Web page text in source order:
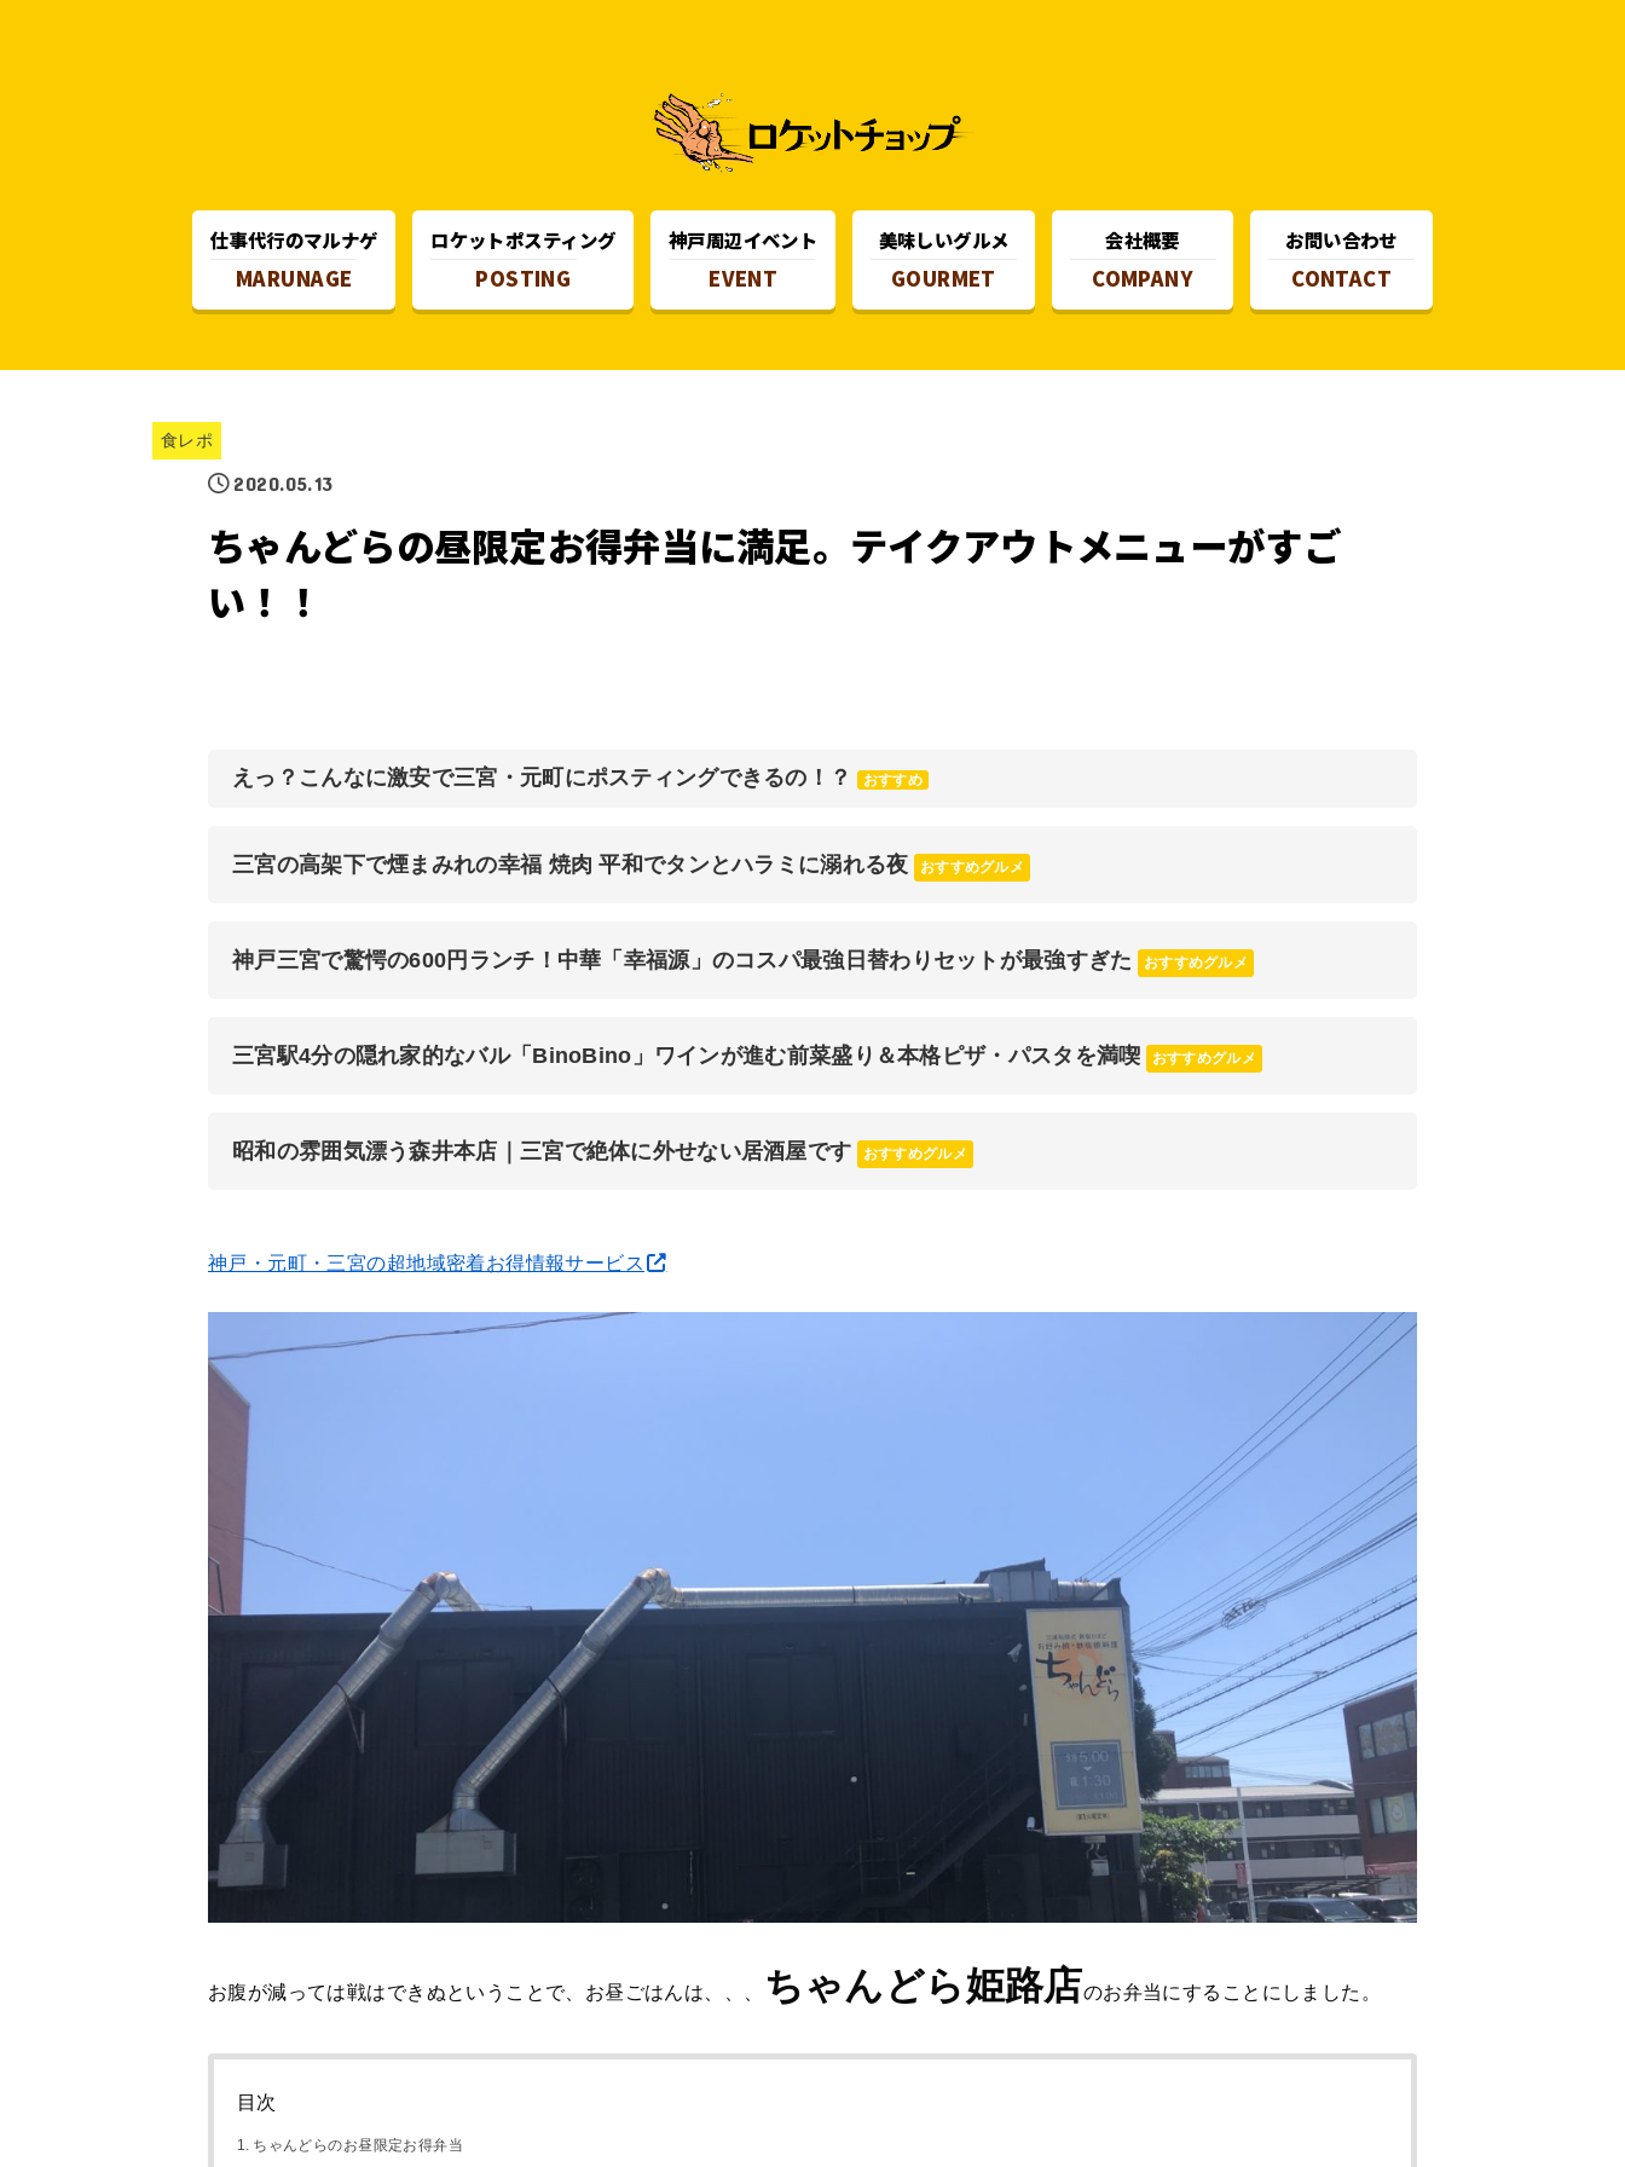
仕事代行のマルナゲ
MARUNAGE
ロケットポスティング
POSTING
神戸周辺イベント
EVENT
美味しいグルメ
GOURMET
会社概要
COMPANY
お問い合わせ
CONTACT
食レポ
2020.05.13
ちゃんどらの昼限定お得弁当に満足。テイクアウトメニューがすご
い！！
えっ？こんなに激安で三宮・元町にポスティングできるの！？ おすすめ
三宮の高架下で煙まみれの幸福 焼肉 平和でタンとハラミに溺れる夜 おすすめグルメ
神戸三宮で驚愕の600円ランチ！中華「幸福源」のコスパ最強日替わりセットが最強すぎた おすすめグルメ
三宮駅4分の隠れ家的なバル「BinoBino」ワインが進む前菜盛り＆本格ピザ・パスタを満喫 おすすめグルメ
昭和の雰囲気漂う森井本店｜三宮で絶体に外せない居酒屋です おすすめグルメ
神戸・元町・三宮の超地域密着お得情報サービス
お腹が減っては戦はできぬということで、お昼ごはんは、、、 ちゃんどら姫路店のお弁当にすることにしました。
目次
ちゃんどらのお昼限定お得弁当